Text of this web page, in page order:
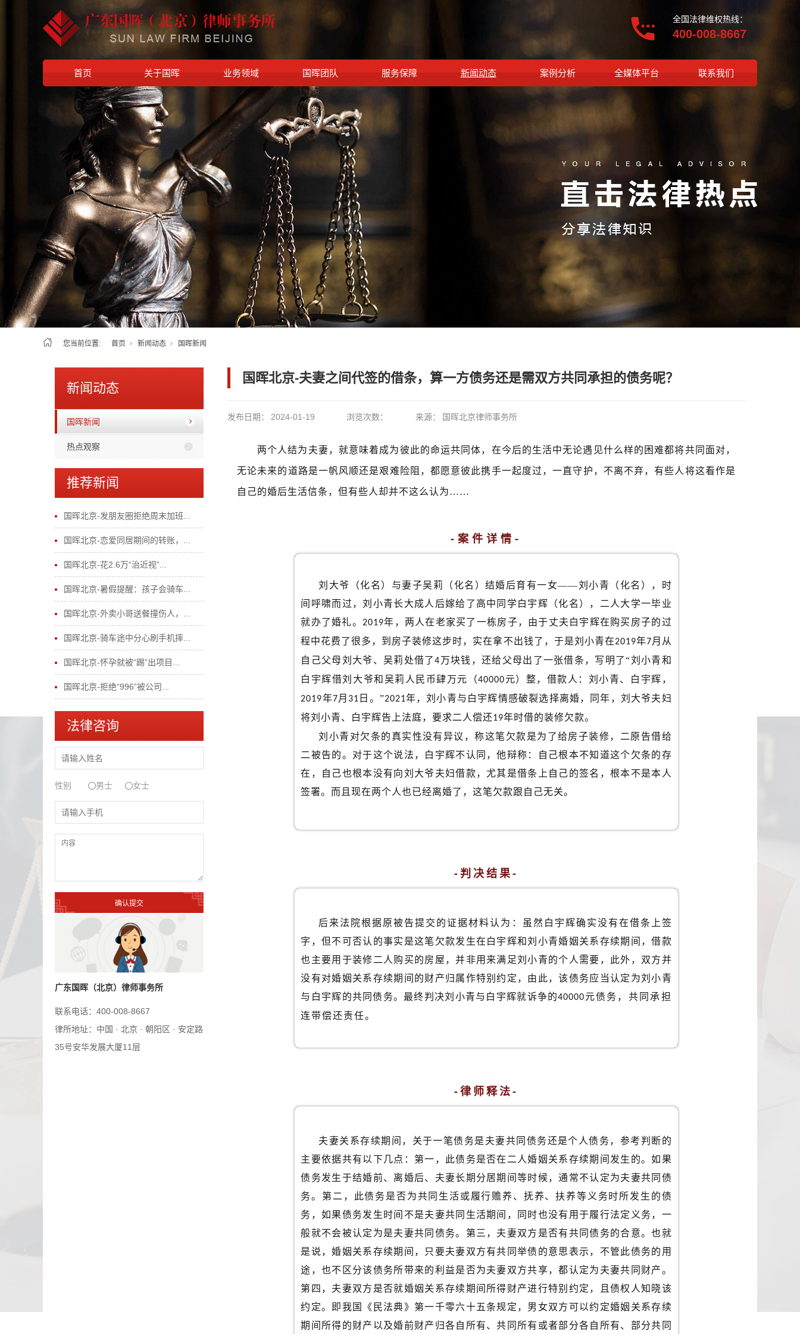
全国法律维权热线：
400-008-8667
首页 关于国晖 业务领域 国晖团队 服务保障 新闻动态 案例分析 全媒体平台 联系我们
您当前位置: 首页 新闻动态 国晖新闻
新闻动态
国晖新闻
热点观察
推荐新闻
国晖北京-发朋友圈拒绝周末加班...
国晖北京-恋爱同居期间的转账，...
国晖北京-花2.6万“治近视”...
国晖北京-暑假提醒：孩子会骑车...
国晖北京-外卖小哥送餐撞伤人，...
国晖北京-骑车途中分心刷手机摔...
国晖北京-怀孕就被“踢”出项目...
国晖北京-拒绝“996”被公司...
法律咨询
性别 男士 女士
广东国晖（北京）律师事务所
联系电话：400-008-8667
律所地址：中国 · 北京 · 朝阳区 · 安定路
35号安华发展大厦11层
国晖北京-夫妻之间代签的借条，算一方债务还是需双方共同承担的债务呢？
发布日期： 2024-01-19 浏览次数： 来源： 国晖北京律师事务所
两个人结为夫妻，就意味着成为彼此的命运共同体，在今后的生活中无论遇见什么样的困难都将共同面对，
无论未来的道路是一帆风顺还是艰难险阻，都愿意彼此携手一起度过，一直守护，不离不弃，有些人将这看作是
自己的婚后生活信条，但有些人却并不这么认为……
-案件详情-
刘大爷（化名）与妻子吴莉（化名）结婚后育有一女——刘小青（化名），时
间呼啸而过，刘小青长大成人后嫁给了高中同学白宇辉（化名），二人大学一毕业
就办了婚礼。 2019年，两人在老家买了一栋房子，由于丈夫白宇辉在购买房子的过
程中花费了很多，到房子装修这步时，实在拿不出钱了，于是刘小青在2019年7月从
自己父母刘大爷、吴莉处借了4万块钱，还给父母出了一张借条，写明了“刘小青和
白宇辉借刘大爷和吴莉人民币肆万元（40000元）整，借款人：刘小青、白宇辉，
2019年7月 31 日。”2021年，刘小青与白宇辉情感破裂选择离婚，同年，刘大爷夫妇
将刘小青、白宇辉告上法庭，要求二人偿还19年时借的装修欠款。
刘小青对欠条的真实性没有异议，称这笔欠款是为了给房子装修，二原告借给
二被告的。对于这个说法，白宇辉不认同，他辩称：自己根本不知道这个欠条的存
在，自己也根本没有向刘大爷夫妇借款，尤其是借条上自己的签名，根本不是本人
签署。而且现在两个人也已经离婚了，这笔欠款跟自己无关。
-判决结果-
后来法院根据原被告提交的证据材料认为：虽然白宇辉确实没有在借条上签
字，但不可否认的事实是这笔欠款发生在白宇辉和刘小青婚姻关系存续期间，借款
也主要用于装修二人购买的房屋，并非用来满足刘小青的个人需要，此外，双方并
没有对婚姻关系存续期间的财产归属作特别约定，由此，该债务应当认定为刘小青
与白宇辉的共同债务。最终判决刘小青与白宇辉就诉争的40000元债务，共同承担
连带偿还责任。
-律师释法-
夫妻关系存续期间，关于一笔债务是夫妻共同债务还是个人债务，参考判断的
主要依据共有以下几点：第一，此债务是否在二人婚姻关系存续期间发生的。如果
债务发生于结婚前、离婚后、夫妻长期分居期间等时候，通常不认定为夫妻共同债
务。第二，此债务是否为共同生活或履行赡养、抚养、扶养等义务时所发生的债
务，如果债务发生时间不是夫妻共同生活期间，同时也没有用于履行法定义务，一
般就不会被认定为是夫妻共同债务。第三，夫妻双方是否有共同债务的合意。也就
是说，婚姻关系存续期间，只要夫妻双方有共同举债的意思表示，不管此债务的用
途，也不区分该债务所带来的利益是否为夫妻双方共享，都认定为夫妻共同财产。
第四，夫妻双方是否就婚姻关系存续期间所得财产进行特别约定，且债权人知晓该
约定。即我国《民法典》第一千零六十五条规定，男女双方可以约定婚姻关系存续
期间所得的财产以及婚前财产归各自所有、共同所有或者部分各自所有、部分共同